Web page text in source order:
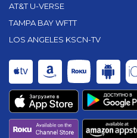
AT&T U-VERSE
TAMPA BAY WFTT
LOS ANGELES KSCN-TV